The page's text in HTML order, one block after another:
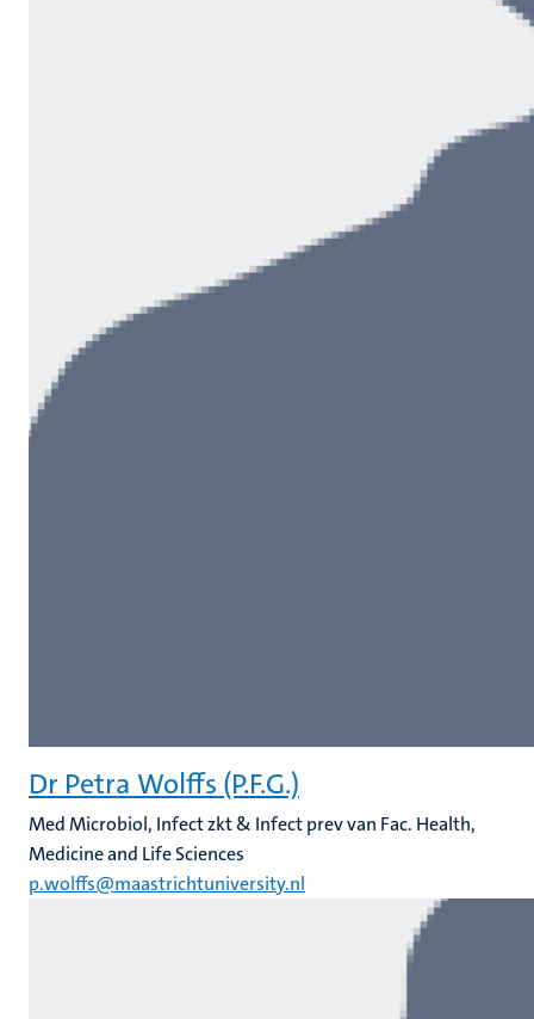
Dr Petra Wolffs (P.F.G.)
Med Microbiol, Infect zkt & Infect prev van Fac. Health,
Medicine and Life Sciences
p.wolffs@maastrichtuniversity.nl